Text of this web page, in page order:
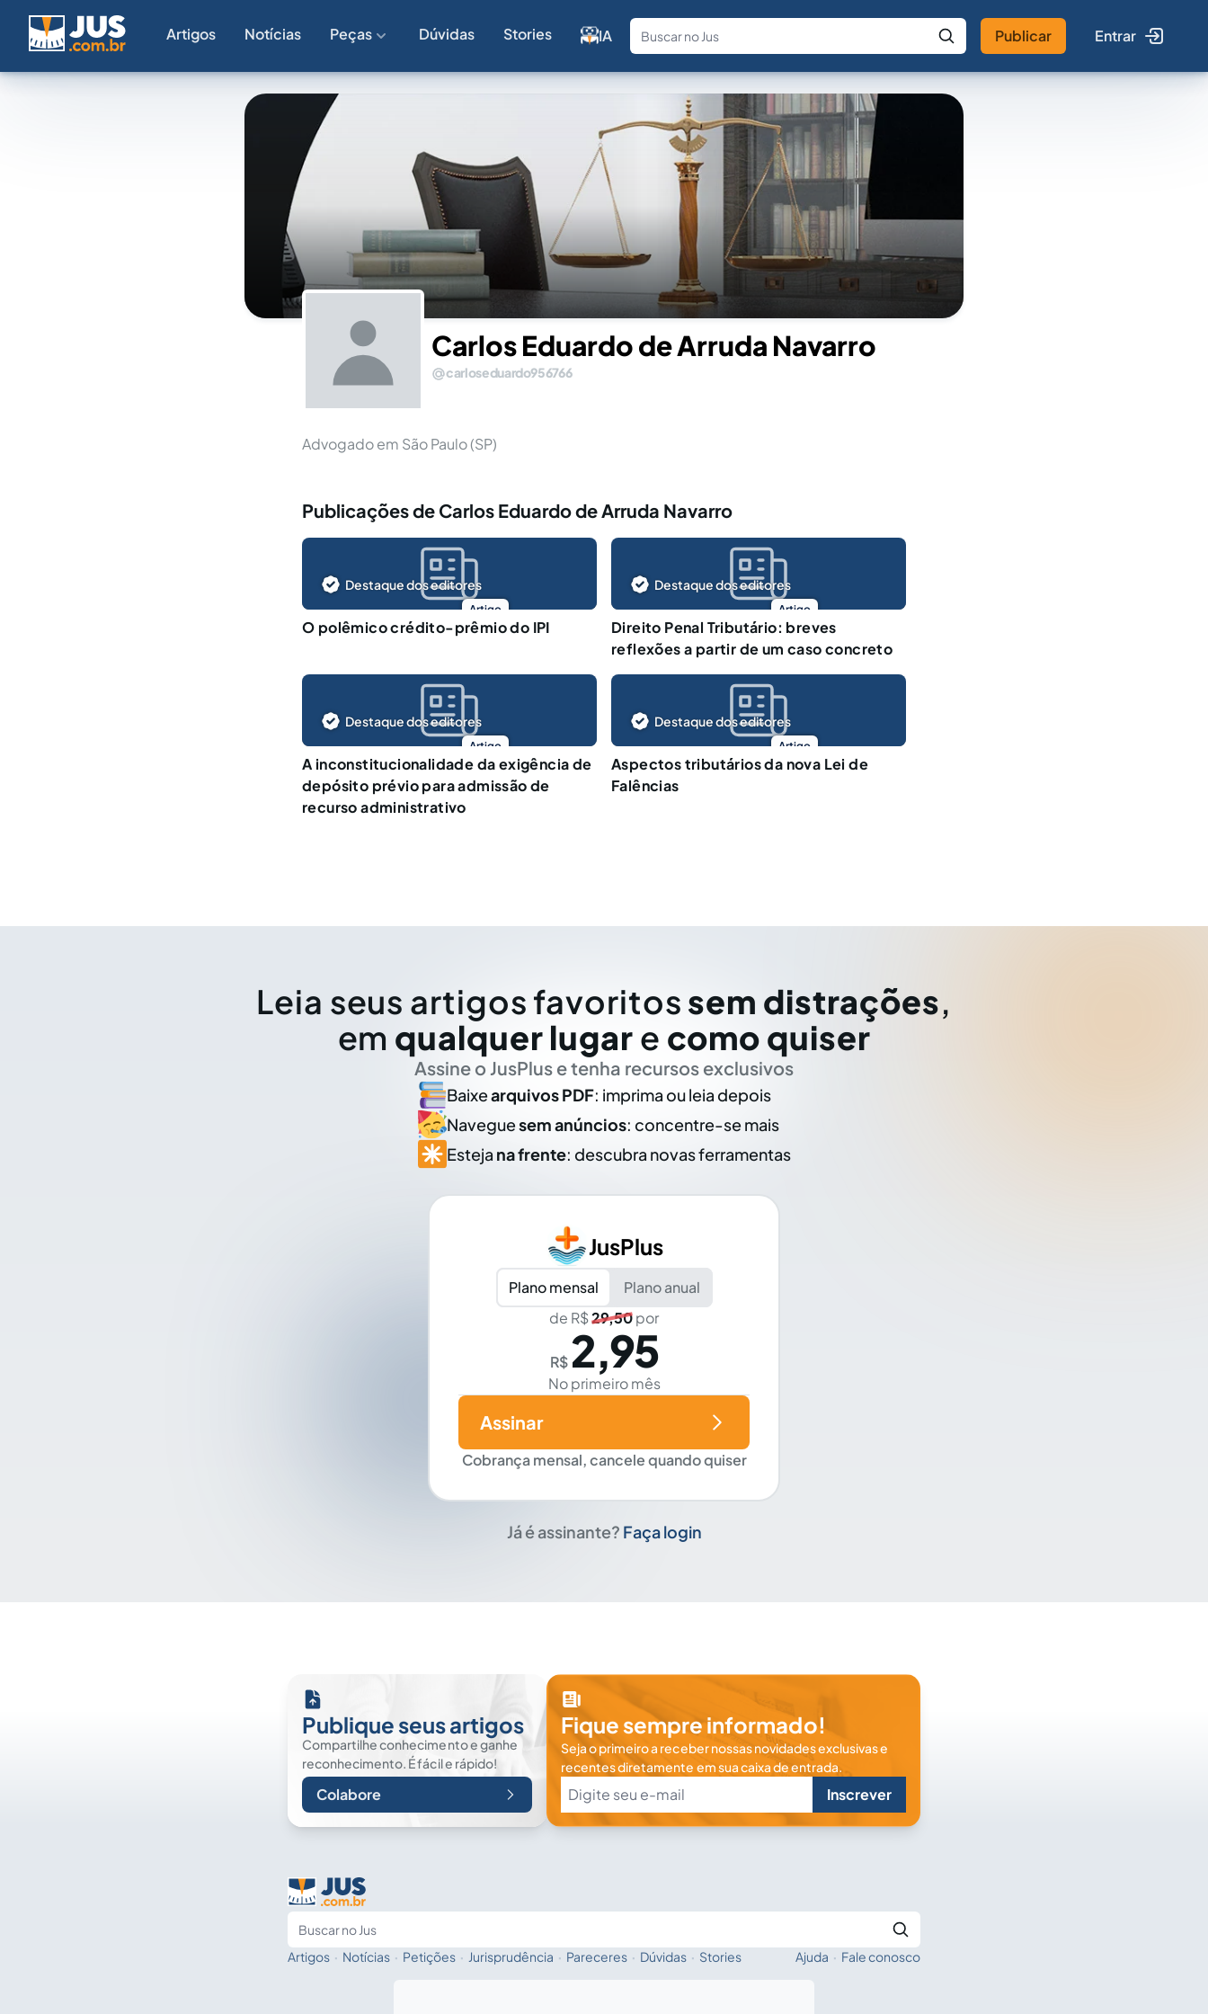
Artigos Notícias Peças Dúvidas Stories IA
Fale com a IA Buscar no Jus
Publicar Entrar
Carlos Eduardo de Arruda Navarro
carloseduardo956766
Advogado em São Paulo (SP)
Publicações de Carlos Eduardo de Arruda Navarro
Artigo
Destaque dos editores
O polêmico crédito-prêmio do IPI
Artigo
Destaque dos editores
Direito Penal Tributário: breves
reflexões a partir de um caso concreto
Artigo
Destaque dos editores
A inconstitucionalidade da exigência de
depósito prévio para admissão de
recurso administrativo
Artigo
Destaque dos editores
Aspectos tributários da nova Lei de
Falências
Leia seus artigos favoritos sem distrações,
em qualquer lugar e como quiser
Assine o JusPlus e tenha recursos exclusivos
Baixearquivos PDF: imprima ou leia depois
Naveguesem anúncios: concentre-se mais
Esteja na frente: descubra novas ferramentas
JusPlus
Plano mensal
Plano anual
de R$29,50por
R$ 2,95
No primeiro mês
Cobrança mensal, cancele quando quiser
Assinar
Já é assinante? Faça login
Publique seus artigos
Compartilhe conhecimento e ganhe
reconhecimento. É fácil e rápido!
Colabore
Fique sempre informado!
Seja o primeiro a receber nossas novidades exclusivas e
recentes diretamente em sua caixa de entrada.
Inscrever
Artigos · Notícias · Petições · Jurisprudência · Pareceres · Dúvidas · Stories Ajuda · Fale conosco